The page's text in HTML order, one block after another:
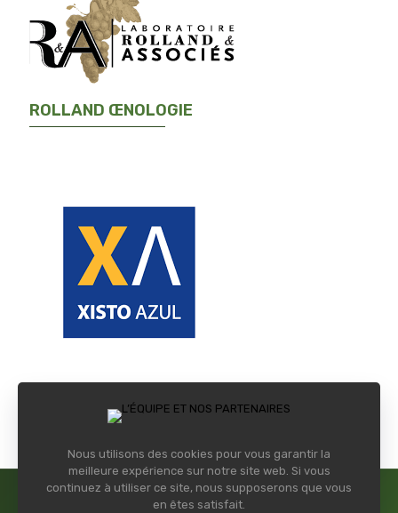
ROLLAND ŒNOLOGIE
XISTO AZUL
Nous utilisons des cookies pour vous garantir la
meilleure expérience sur notre site web. Si vous
continuez à utiliser ce site, nous supposerons que vous
en êtes satisfait.